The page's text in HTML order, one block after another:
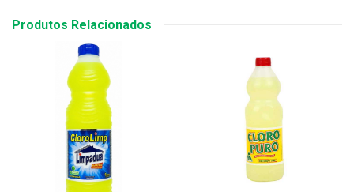
Produtos Relacionados